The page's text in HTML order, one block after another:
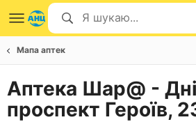
Мапа аптек
Аптека Шар@ -
проспект Героїв,